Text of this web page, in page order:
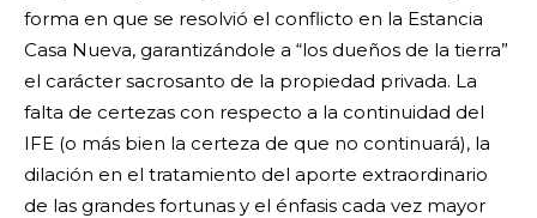
forma en que se resolvió el conflicto en la Estancia
Casa Nueva, garantizándole a “los dueños de la tierra”
el carácter sacrosanto de la propiedad privada. La
falta de certezas con respecto a la continuidad del
IFE (o más bien la certeza de que no continuará), la
dilación en el tratamiento del aporte extraordinario
de las grandes fortunas y el énfasis cada vez mayor